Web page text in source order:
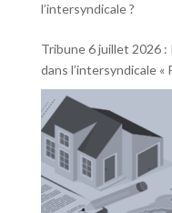
l’intersyndicale ?
Tribune 6 juillet 2026 :